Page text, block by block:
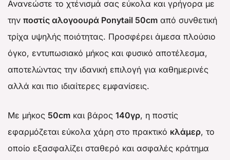
Ανανεώστε το χτένισμά σας εύκολα και γρήγορα με
την ποστίς αλογοουρά Ponytail 50cm από συνθετική
τρίχα υψηλής ποιότητας. Προσφέρει άμεσα πλούσιο
όγκο, εντυπωσιακό μήκος και φυσικό αποτέλεσμα,
αποτελώντας την ιδανική επιλογή για καθημερινές
αλλά και πιο ιδιαίτερες εμφανίσεις.
Με μήκος 50cm και βάρος 140γρ, η ποστίς
εφαρμόζεται εύκολα χάρη στο πρακτικό κλάμερ, το
οποίο εξασφαλίζει σταθερό και ασφαλές κράτημα